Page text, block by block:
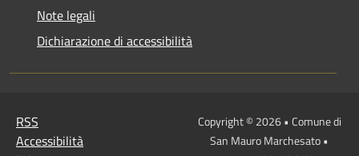
Note legali
Dichiarazione di accessibilità
RSS
Accessibilità
Copyright © 2026 • Comune di
San Mauro Marchesato •